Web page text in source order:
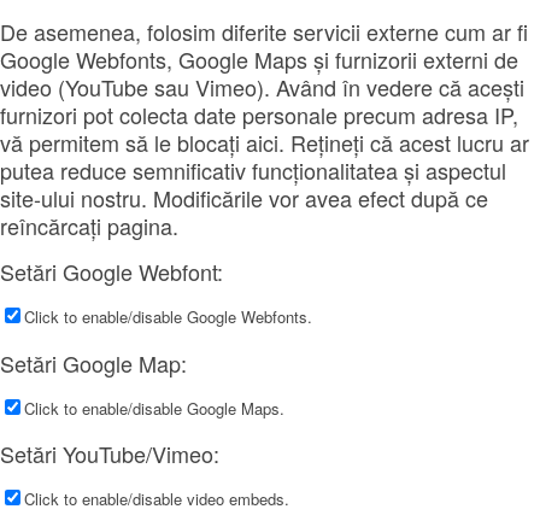
De asemenea, folosim diferite servicii externe cum ar fi
Google Webfonts, Google Maps și furnizorii externi de
video (YouTube sau Vimeo). Având în vedere că acești
furnizori pot colecta date personale precum adresa IP,
vă permitem să le blocați aici. Rețineți că acest lucru ar
putea reduce semnificativ funcționalitatea și aspectul
site-ului nostru. Modificările vor avea efect după ce
reîncărcați pagina.
Setări Google Webfont:
Click to enable/disable Google Webfonts.
Setări Google Map:
Click to enable/disable Google Maps.
Setări YouTube/Vimeo:
Click to enable/disable video embeds.